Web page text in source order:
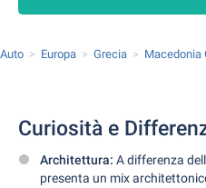
Europa Grecia Macedonia
Curiosità e
Architettura: A differenza
presenta un mix